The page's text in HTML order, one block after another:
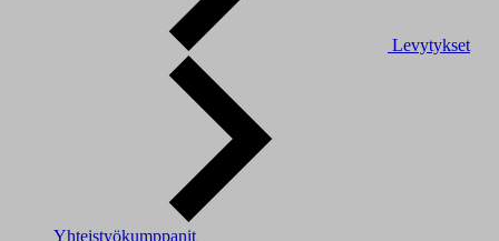
Levytykset
Yhteistyökumppanit